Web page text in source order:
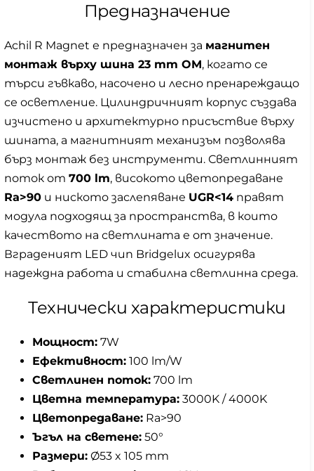
Предназначение
Achil R Magnet е предназначен за магнитен
монтаж върху шина 23 mm OM, когато се
търси гъвкаво, насочено и лесно пренареждащо
се осветление. Цилиндричният корпус създава
изчистено и архитектурно присъствие върху
шината, а магнитният механизъм позволява
бърз монтаж без инструменти. Светлинният
поток от 700 lm, високото цветопредаване
Ra>90 и ниското заслепяване UGR<14 правят
модула подходящ за пространства, в които
качеството на светлината е от значение.
Вграденият LED чип Bridgelux осигурява
надеждна работа и стабилна светлинна среда.
Технически характеристики
Мощност: 7W
Ефективност: 100 lm/W
Светлинен поток: 700 lm
Цветна температура: 3000K / 4000K
Цветопредаване: Ra>90
Ъгъл на светене: 50°
Размери: Ø53 x 105 mm